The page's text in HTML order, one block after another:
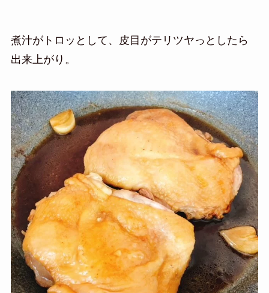
煮汁がトロッとして、皮目がテリツヤっとしたら
出来上がり。